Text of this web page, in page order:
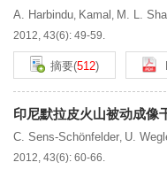
A. Harbindu, Kamal , M. L.
2012, 43(6): 49-59.
摘要(512)
印尼默拉皮火山被动成像
C. Sens-Schönfelder, U.
2012, 43(6): 60-66.